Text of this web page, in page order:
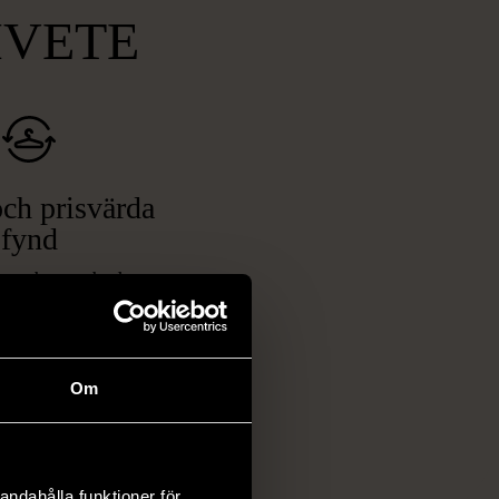
Om
prisvärda
fynd
ett brett utbud av
kläder och möbler
elektronik i våra
föremål som
vanliga butiker.